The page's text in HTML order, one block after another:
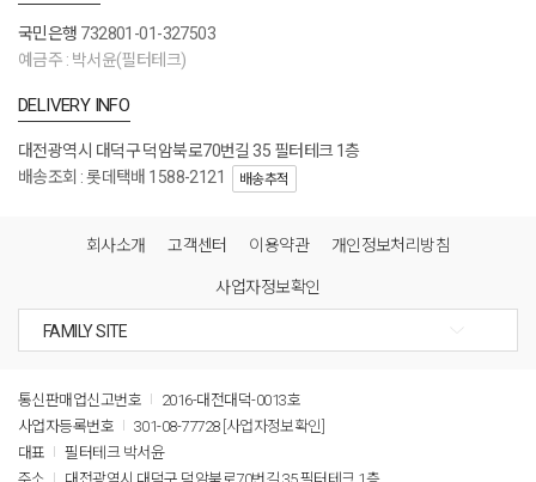
국민은행 732801-01-327503
예금주 : 박서윤(필터테크)
DELIVERY INFO
대전광역시 대덕구 덕암북로70번길 35 필터테크 1층
배송조회 : 롯데택배 1588-2121
배송추적
회사소개 고객센터 이용약관 개인정보처리방침
사업자정보확인
통신판매업신고번호
2016-대전대덕-0013호
사업자등록번호
301-08-77728 [사업자정보확인]
대표
필터테크 박서윤